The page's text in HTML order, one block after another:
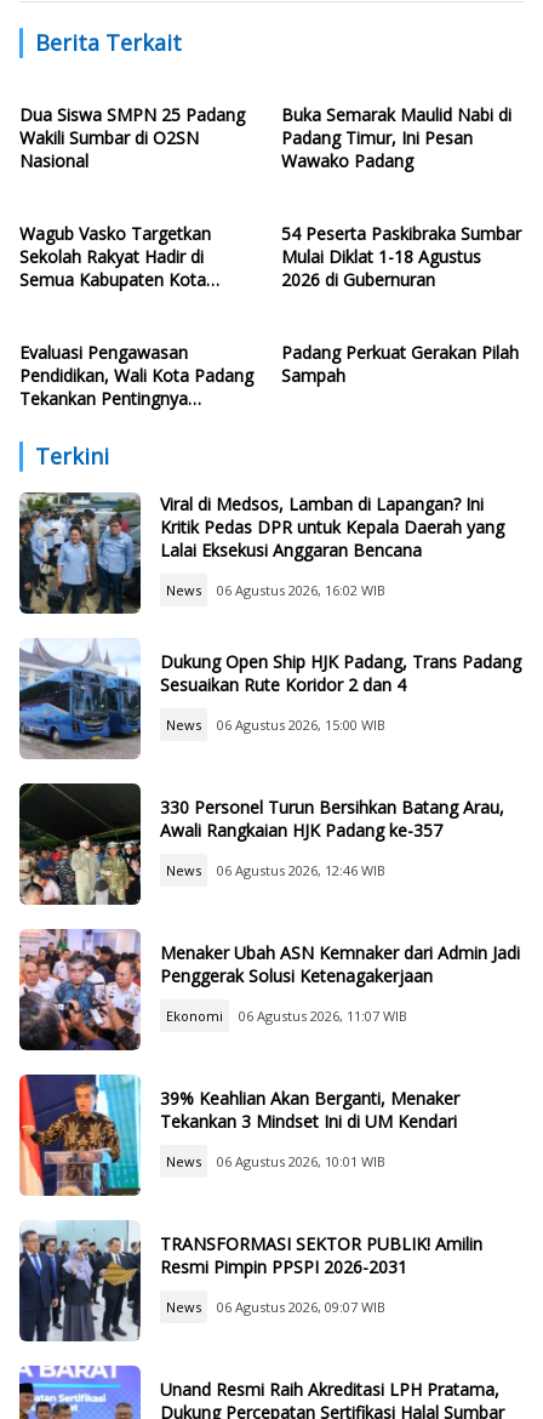
Berita Terkait
Dua Siswa SMPN 25 Padang
Wakili Sumbar di O2SN
Nasional
Buka Semarak Maulid Nabi di
Padang Timur, Ini Pesan
Wawako Padang
Wagub Vasko Targetkan
Sekolah Rakyat Hadir di
Semua Kabupaten Kota
54 Peserta Paskibraka Sumbar
Mulai Diklat 1-18 Agustus
2026 di Gubernuran
Evaluasi Pengawasan
Pendidikan, Wali Kota Padang
Tekankan Pentingnya
Pelanggaran
Padang Perkuat Gerakan Pilah
Sampah
Terkini
Viral di Medsos, Lamban di Lapangan? Ini
Kritik Pedas DPR untuk Kepala Daerah yang
Lalai Eksekusi Anggaran Bencana
News 06 Agustus 2026, 16:02 WIB
Dukung Open Ship HJK Padang, Trans Padang
Sesuaikan Rute Koridor 2 dan 4
News 06 Agustus 2026, 15:00 WIB
330 Personel Turun Bersihkan Batang Arau,
Awali Rangkaian HJK Padang ke-357
News 06 Agustus 2026, 12:46 WIB
Menaker Ubah ASN Kemnaker dari Admin Jadi
Penggerak Solusi Ketenagakerjaan
Ekonomi 06 Agustus 2026, 11:07 WIB
39% Keahlian Akan Berganti, Menaker
Tekankan 3 Mindset Ini di UM Kendari
News 06 Agustus 2026, 10:01 WIB
TRANSFORMASI SEKTOR PUBLIK! Amilin
Resmi Pimpin PPSPI 2026-2031
News 06 Agustus 2026, 09:07 WIB
Unand Resmi Raih Akreditasi LPH Pratama,
Dukung Percepatan Sertifikasi Halal Sumbar